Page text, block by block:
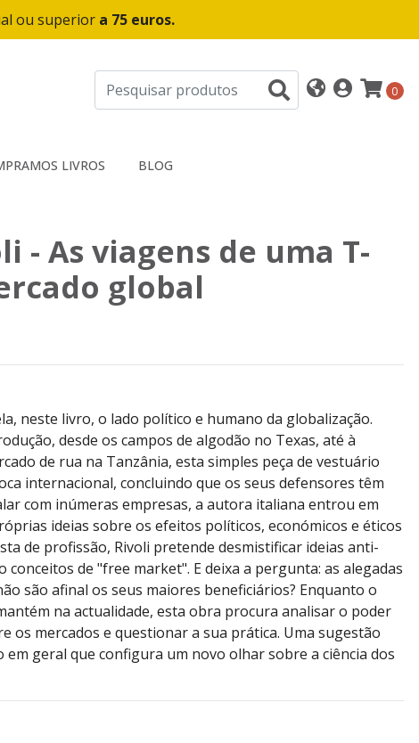
ou superior a 75 euros.
0
LIVROS BLOG
- As viagens de uma T-
global
neste livro, o lado político e humano da globalização.
desde os campos de algodão no Texas, até à
de rua na Tanzânia, esta simples peça de vestuário
internacional, concluindo que os seus defensores têm
com inúmeras empresas, a autora italiana entrou em
ideias sobre os efeitos políticos, económicos e éticos
de profissão, Rivoli pretende desmistificar ideias anti-
conceitos de "free market". E deixa a pergunta: as alegadas
são afinal os seus maiores beneficiários? Enquanto o
na actualidade, esta obra procura analisar o poder
os mercados e questionar a sua prática. Uma sugestão
em geral que configura um novo olhar sobre a ciência dos